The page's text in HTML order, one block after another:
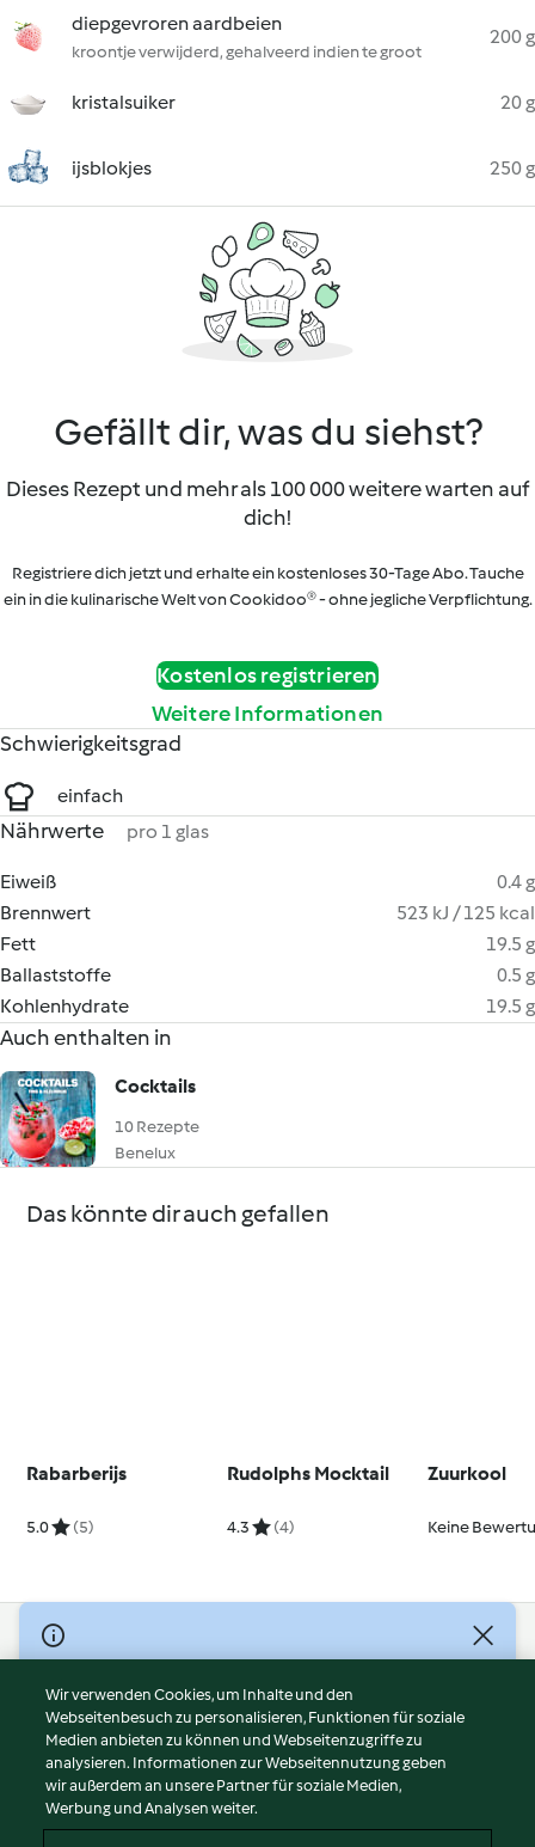
diepgevroren aardbeien
kroontje verwijderd, gehalveerd indien te groot
200 g
kristalsuiker 20 g
ijsblokjes 250 g
Gefällt dir, was du siehst?
Dieses Rezept und mehr als 100 000 weitere warten auf
dich!
Registriere dich jetzt und erhalte ein kostenloses 30-Tage Abo. Tauche
ein in die kulinarische Welt von Cookidoo® - ohne jegliche Verpflichtung.
Kostenlos registrieren
Weitere Informationen
Schwierigkeitsgrad
einfach
Nährwerte pro 1 glas
Eiweiß
0.4 g
Brennwert
523 kJ / 125 kcal
Fett
19.5 g
Ballaststoffe
0.5 g
Kohlenhydrate
19.5 g
Auch enthalten in
Cocktails
10 Rezepte
Benelux
Das könnte dir auch gefallen
Rabarberijs
5.0 (5)
Rudolphs Mocktail
4.3 (4)
Zuurkool
Keine
© Copyright 2026
Nutzungsbedingungen
Datenschutzrichtlinien
Disclaimer
Impressum
Cookies
Wir verwenden Cookies, um Inhalte und den
Webseitenbesuch zu personalisieren, Funktionen für soziale
Medien anbieten zu können und Webseitenzugriffe zu
analysieren. Informationen zur Webseitennutzung geben
wir außerdem an unsere Partner für soziale Medien,
Werbung und Analysen weiter.